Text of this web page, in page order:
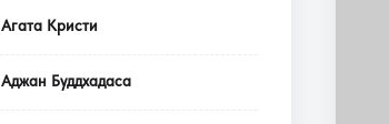
Агата Кристи
Аджан Буддхадаса